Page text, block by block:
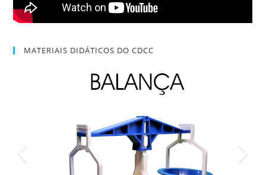
MATERIAIS DIDÁTICOS DO CDCC